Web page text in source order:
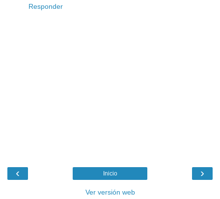
Responder
‹ ›
Inicio
Ver versión web